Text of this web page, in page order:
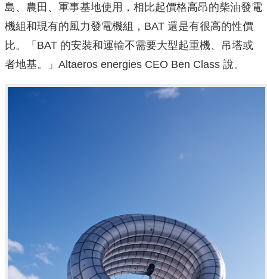
島、農田、軍事基地使用，相比起價格高昂的柴油發電
機組和現有的風力發電機組，BAT 還是有很高的性價
比。「BAT 的安裝和運輸不需要大型起重機、吊塔或
者地基。」Altaeros energies CEO Ben Class 說。